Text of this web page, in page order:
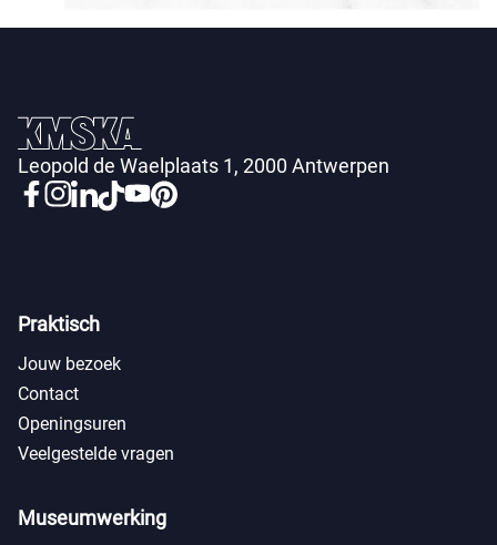
Leopold de Waelplaats 1, 2000 Antwerpen
Praktisch
Jouw bezoek
Contact
Openingsuren
Veelgestelde vragen
Museumwerking